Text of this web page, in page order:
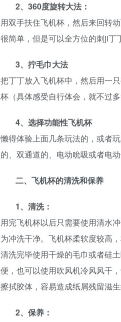
2、360度旋转大法：
用双手扶住飞机杯，然后来回转
很简单，但是可以全方位的刺ji丁
3、拧毛巾大法
把丁丁放入飞机杯中，然后用一
杯（具体感受自行体会，就不过
4、选择功能性飞机杯
懒得体验上面几条玩法的，或者
的、双通道的、电动吮吸或者电动
二、飞机杯的清洗和保养
1、清洗：
用完飞机杯以后只需要使用清水
为冲洗干净。飞机杯柔软度较高
清洗完毕使用干燥的毛巾或者硅
便，也可以使用吹风机冷风风干
擦拭胶体，容易造成纸屑残留滋生
2、保养：